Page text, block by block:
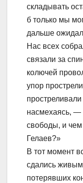
складывать
б только мы
дальше
Нас всех
связали за
колючей
упор
насмехаясь, —
свободы, и
Гелаев?»
В тот момент
сдались
потерявших